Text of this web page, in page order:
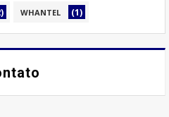
WHANTEL (1)